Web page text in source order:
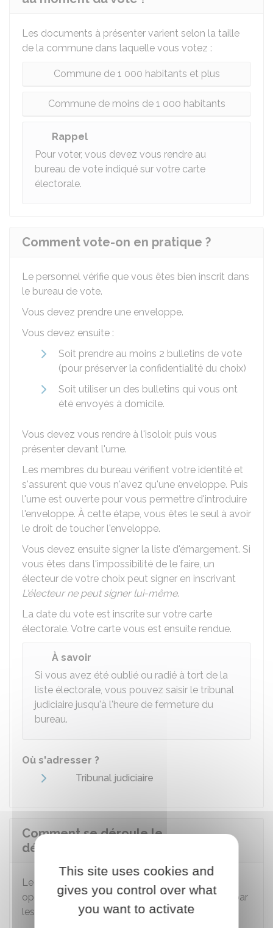
Les documents à présenter varient selon la taille
de la commune dans laquelle vous votez :
Commune de 1 000 habitants et plus
Commune de moins de 1 000 habitants
Rappel
Pour voter, vous devez vous rendre au
bureau de vote indiqué sur votre carte
électorale.
Comment vote-on en pratique ?
Le personnel vérifie que vous êtes bien inscrit dans
le bureau de vote.
Vous devez prendre une enveloppe.
Vous devez ensuite :
Soit prendre au moins 2 bulletins de vote
(pour préserver la confidentialité du choix)
Soit utiliser un des bulletins qui vous ont
été envoyés à domicile.
Vous devez vous rendre à l'isoloir, puis vous
présenter devant l'urne.
Les membres du bureau vérifient votre identité et
s'assurent que vous n'avez qu'une enveloppe. Puis
l'urne est ouverte pour vous permettre d'introduire
l'enveloppe. À cette étape, vous êtes le seul à avoir
le droit de toucher l'enveloppe.
Vous devez ensuite signer la liste d'émargement. Si
vous êtes dans l'impossibilité de le faire, un
électeur de votre choix peut signer en inscrivant
L'électeur ne peut signer lui-même.
La date du vote est inscrite sur votre carte
électorale. Votre carte vous est ensuite rendue.
À savoir
Si vous avez été oublié ou radié à tort de la
liste électorale, vous pouvez saisir le tribunal
judiciaire jusqu'à l'heure de fermeture du
bureau.
Où s'adresser ?
Tribunal judiciaire
Comment se déroule le
dépouillement des votes ?
Le dépouillement commence dès la clôture des
opérations de vote. Il se déroule publiquement par
les
scrutateurssollicités au cours de la journée.
This site uses cookies and
gives you control over what
you want to activate